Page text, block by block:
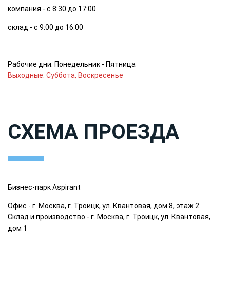
компания - с 8:30 до 17:00
склад - с 9:00 до 16:00
Рабочие дни: Понедельник - Пятница
Выходные: Суббота, Воскресенье
СХЕМА ПРОЕЗДА
Бизнес-парк Aspirant
Офис - г. Москва, г. Троицк, ул. Квантовая, дом 8, этаж 2
Склад и производство - г. Москва, г. Троицк, ул. Квантовая,
дом 1